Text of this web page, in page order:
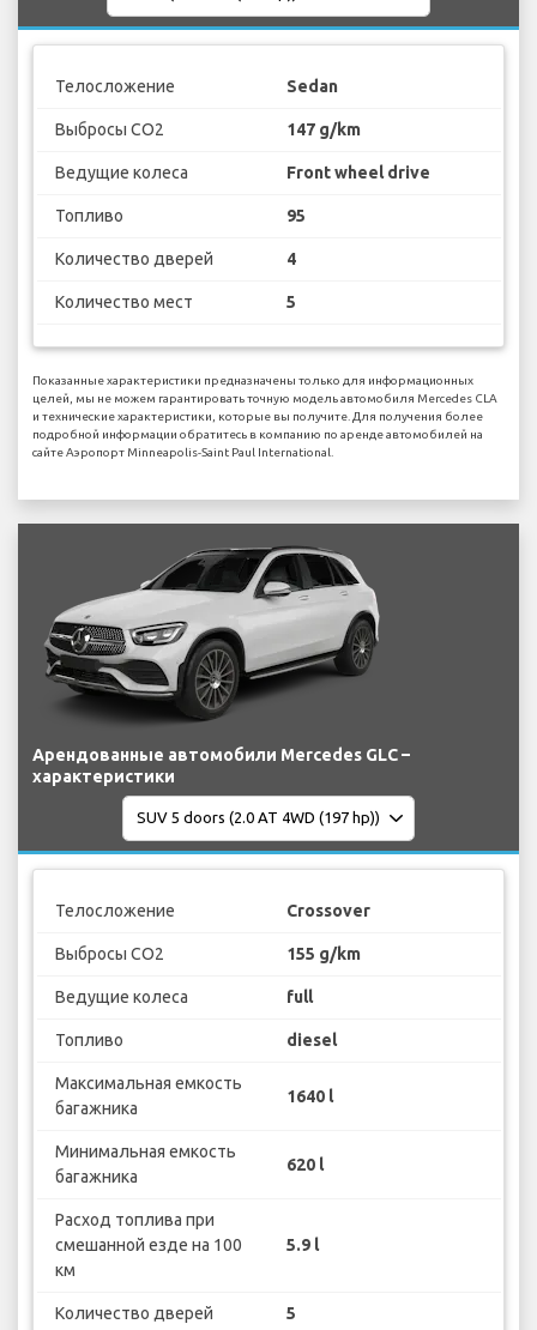
Телосложение Sedan
Выбросы CO2 147 g/km
Ведущие колеса Front wheel drive
Топливо 95
Количество дверей 4
Количество мест 5
Показанные характеристики предназначены только для информационных
целей, мы не можем гарантировать точную модель автомобиля Mercedes CLA
и технические характеристики, которые вы получите. Для получения более
подробной информации обратитесь в компанию по аренде автомобилей на
сайте Аэропорт Minneapolis-Saint Paul International.
Арендованные автомобили Mercedes GLC –
характеристики
Телосложение Crossover
Выбросы CO2 155 g/km
Ведущие колеса full
Топливо diesel
Максимальная емкость
багажника
1640 l
Минимальная емкость
багажника
620 l
Расход топлива при
смешанной езде на 100
км
5.9 l
Количество дверей 5